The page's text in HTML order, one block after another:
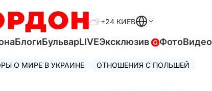
+24 КИЕВ
БлогиБульварLIVEЭксклюзив ФотоВидео
О МИРЕ В УКРАИНЕ ОТНОШЕНИЯ С ПОЛЬШЕЙ